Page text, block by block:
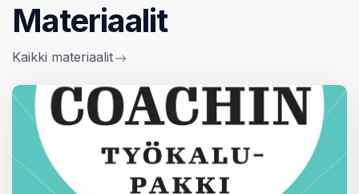
Materiaalit
Kaikki materiaalit